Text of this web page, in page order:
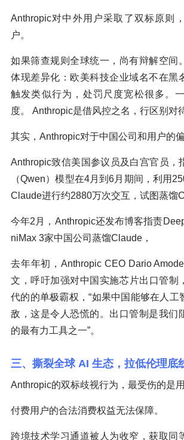
Anthropic对中外用户采取了双标原则
户。
如果筛查规则全球统一，尚有辩解空间
体现差异化：欧美科技企业域名不在黑
触发类似行为，处罚尺度宽松很多。
度。 Anthropic是借风控之名，行区别对
其实，Anthropic对于中国公司和用户的
Anthropic致信美国参议员及白宫官员，
（Qwen）模型在4月到6月期间，利用
Claude进行约2880万次交互，试图蒸馏
今年2月，Anthropic还发布博客指责
niMax 3家中国公司蒸馏Claude，
去年年初，Anthropic CEO Dario
文，呼吁加强对中国实施芯片出口管制
代的的单极霸权，“如果中国能够在人工
敌，这是令人恐慌的。出口管制是我们
的最有力工具之一”。
三、撕裂全球 AI 生态，拉低伦理底
Anthropic的双标歧视行为，最受伤的是用
付费用户的合法消费权益无法保障。
跨境技术学习通道被人为收窄，获取同